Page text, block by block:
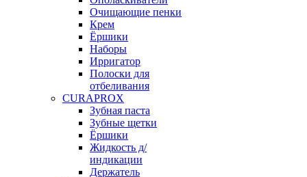
Очищающие пенки
Крем
Ёршики
Наборы
Ирригатор
Полоски для
отбеливания
CURAPROX
Зубная паста
Зубные щетки
Ёршики
Жидкость д/
индикации
Держатель